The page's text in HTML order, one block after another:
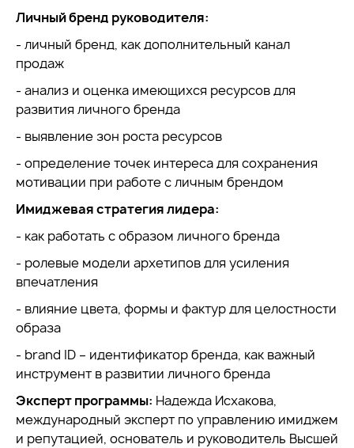
Личный бренд руководителя:
- личный бренд, как дополнительный канал
продаж
- анализ и оценка имеющихся ресурсов для
развития личного бренда
- выявление зон роста ресурсов
- определение точек интереса для сохранения
мотивации при работе с личным брендом
Имиджевая стратегия лидера:
- как работать с образом личного бренда
- ролевые модели архетипов для усиления
впечатления
- влияние цвета, формы и фактур для целостности
образа
- brand ID – идентификатор бренда, как важный
инструмент в развитии личного бренда
Эксперт программы: Надежда Исхакова,
международный эксперт по управлению имиджем
и репутацией, основатель и руководитель Высшей